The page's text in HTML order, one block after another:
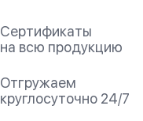
Сертификаты
на всю продукцию
Отгружаем
круглосуточно 24/7